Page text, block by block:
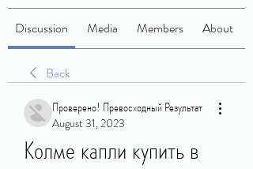
Discussion Media Members About
Back
Проверено! Превосходный Результат
August 31, 2023
Колме капли купить в